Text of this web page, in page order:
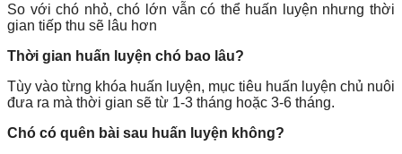
So với chó nhỏ, chó lớn vẫn có thể huấn luyện nhưng thời
gian tiếp thu sẽ lâu hơn
Thời gian huấn luyện chó bao lâu?
Tùy vào từng khóa huấn luyện, mục tiêu huấn luyện chủ nuôi
đưa ra mà thời gian sẽ từ 1-3 tháng hoặc 3-6 tháng.
Chó có quên bài sau huấn luyện không?